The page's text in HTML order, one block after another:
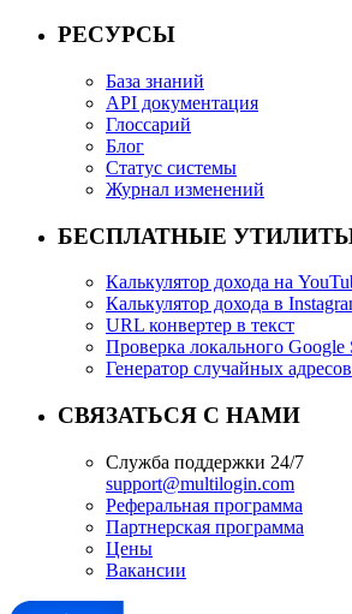
РЕСУРСЫ
База знаний
API документация
Глоссарий
Блог
Статус системы
Журнал изменений
БЕСПЛАТНЫЕ
Калькулятор дохода на
Калькулятор дохода в
URL конвертер в текст
Проверка локального Google
Генератор случайных адресов
СВЯЗАТЬСЯ С НАМИ
Служба поддержки 24/7
support@multilogin.com
Реферальная программа
Партнерская программа
Цены
Вакансии